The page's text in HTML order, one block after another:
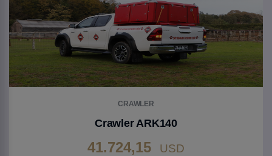
CRAWLER
Crawler ARK140
41.724,15 USD